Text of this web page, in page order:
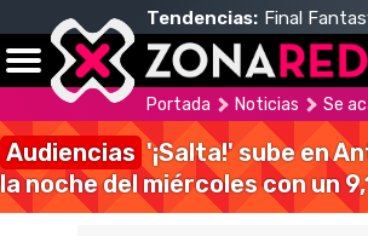
Tendencias: Final
Portada Noticias Se
Audiencias '¡Salta!' sube en
la noche del miércoles con un